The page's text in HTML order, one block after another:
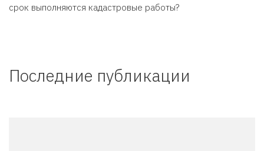
срок выполняются кадастровые работы?
Последние публикации